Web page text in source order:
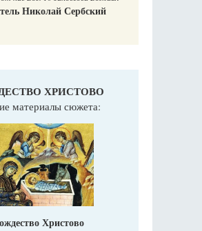
Николай Сербский
ХРИСТОВО
материалы сюжета:
Христово